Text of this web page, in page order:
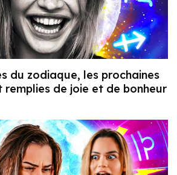
du zodiaque, les prochaines
remplies de joie et de bonheur